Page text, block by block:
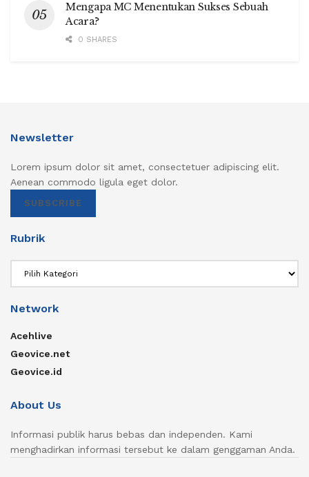
Mengapa MC Menentukan Sukses Sebuah
Acara?
0 SHARES
Newsletter
Lorem ipsum dolor sit amet, consectetuer adipiscing elit.
Aenean commodo ligula eget dolor.
SUBSCRIBE
Rubrik
Network
Acehlive
Geovice.net
Geovice.id
About Us
Informasi publik harus bebas dan independen. Kami
menghadirkan informasi tersebut ke dalam genggaman Anda.